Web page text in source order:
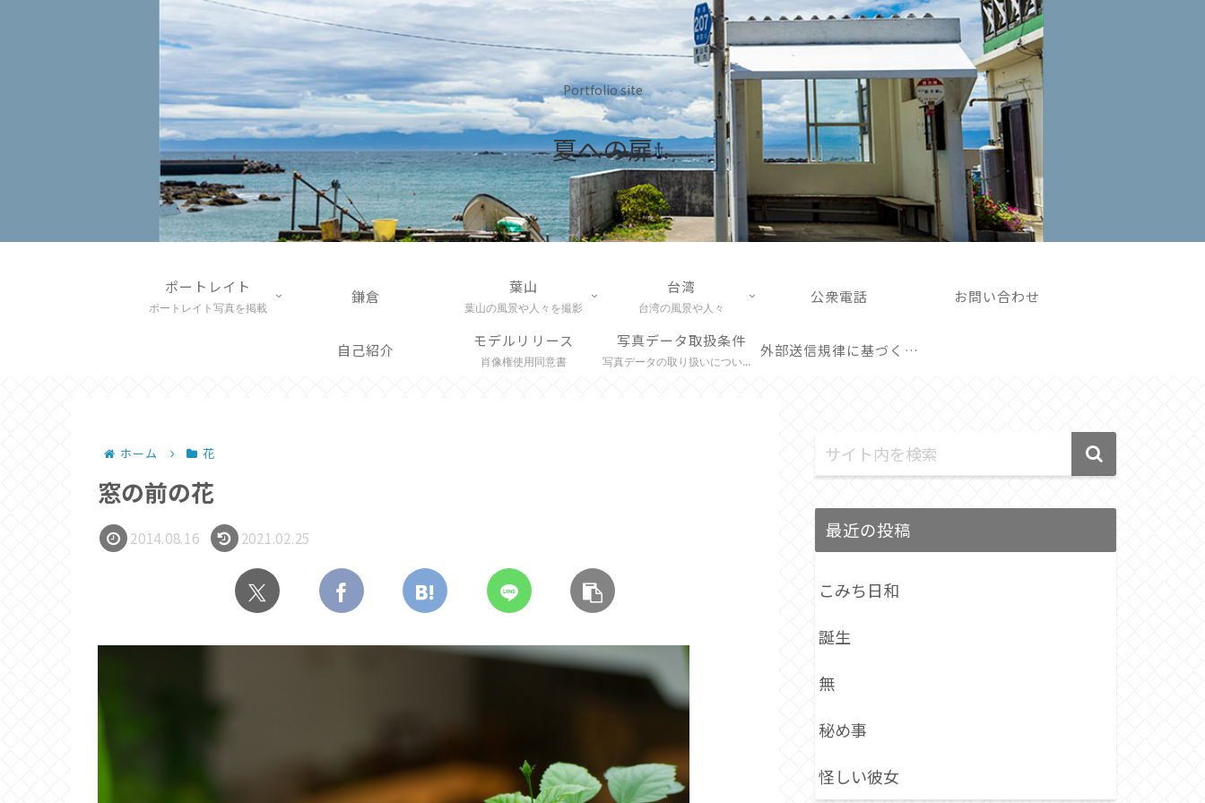
Portfolio site
夏への扉
ポートレイト
ポートレイト写真を掲載
鎌倉 葉山
葉山の風景や人々を撮影
台湾
台湾の風景や人々
公衆電話 お問い合わせ
自己紹介 モデルリリース
肖像権使用同意書
写真データ取扱条件
写真データの取り扱いについて説明
外部送信規律に基づく表記
ホーム 花
窓の前の花
2014.08.16 2021.02.25 最近の投稿
こみち日和
誕生
無
秘め事
怪しい彼女